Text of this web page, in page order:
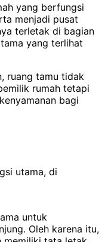
yang berfungsi
menjadi pusat
terletak di bagian
yang terlihat
ruang tamu tidak
rumah tetapi
bagi
utama, di
untuk
Oleh karena itu,